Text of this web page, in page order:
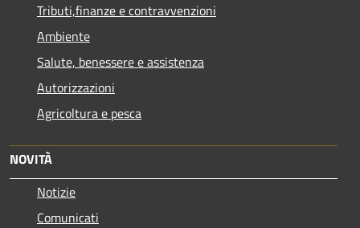
Tributi,finanze e contravvenzioni
Ambiente
Salute, benessere e assistenza
Autorizzazioni
Agricoltura e pesca
NOVITÀ
Notizie
Comunicati